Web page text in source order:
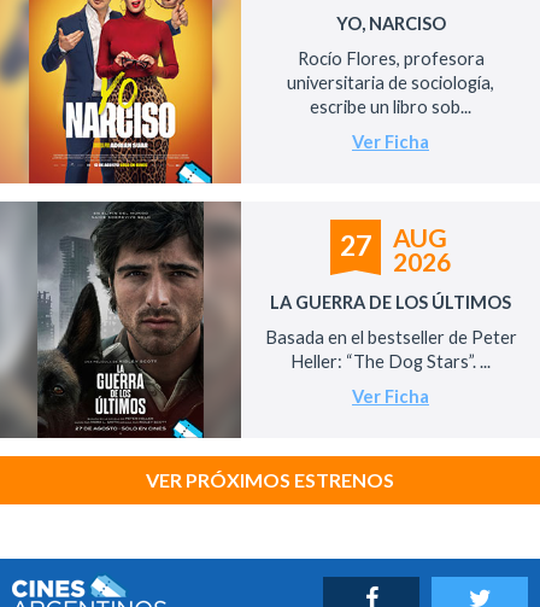
YO, NARCISO
Rocío Flores, profesora
universitaria de sociología,
escribe un libro sob...
Ver Ficha
27
AUG
2026
LA GUERRA DE LOS ÚLTIMOS
Basada en el bestseller de Peter
Heller: “The Dog Stars”. ...
Ver Ficha
VER PRÓXIMOS ESTRENOS